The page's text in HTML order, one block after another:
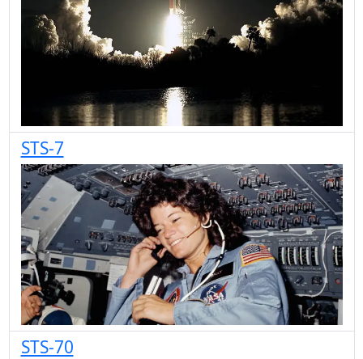
STS-7
STS-70